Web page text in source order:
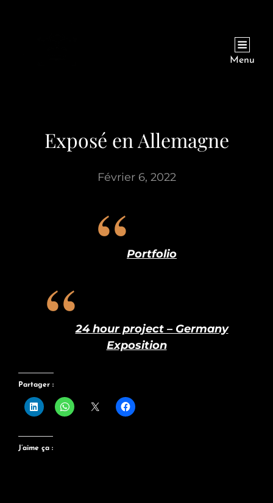
Menu
Exposé en Allemagne
Février 6, 2022
Portfolio
24 hour project – Germany
Exposition
Partager :
J’aime ça :